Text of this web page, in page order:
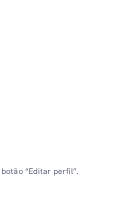
“Editar perfil”.